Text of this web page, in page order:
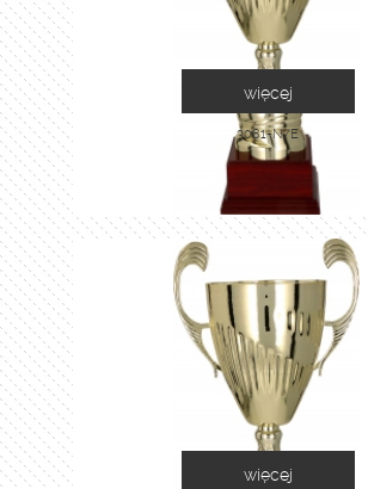
3081-N/E
więcej
więcej